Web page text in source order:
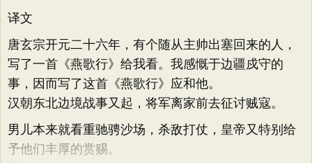
译文
唐玄宗开元二十六年，有个随从主帅出塞回来的人，
写了一首《燕歌行》给我看。我感慨于边疆戍守的
事，因而写了这首《燕歌行》应和他。
汉朝东北边境战事又起，将军离家前去征讨贼寇。
男儿本来就看重驰骋沙场，杀敌打仗，皇帝又特别给
予他们丰厚的赏赐。